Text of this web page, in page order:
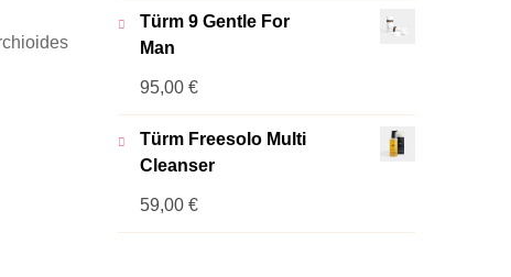
Türm 9 Gentle For
Man
95,00 €
Türm Freesolo Multi
Cleanser
59,00 €